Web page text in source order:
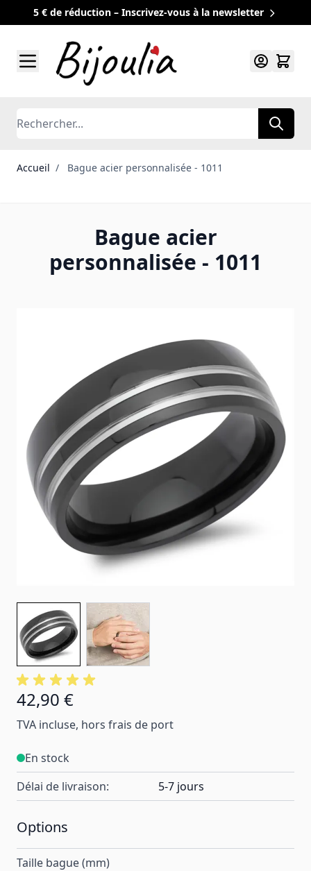
5 € de réduction – Inscrivez-vous à la newsletter
Rechercher
Accueil / Bague acier personnalisée - 1011
Bague acier
personnalisée - 1011
À partir de:
42,90 €
TVA incluse, hors frais de port
En stock
Délai de livraison:
5-7 jours
Options
Taille bague (mm)